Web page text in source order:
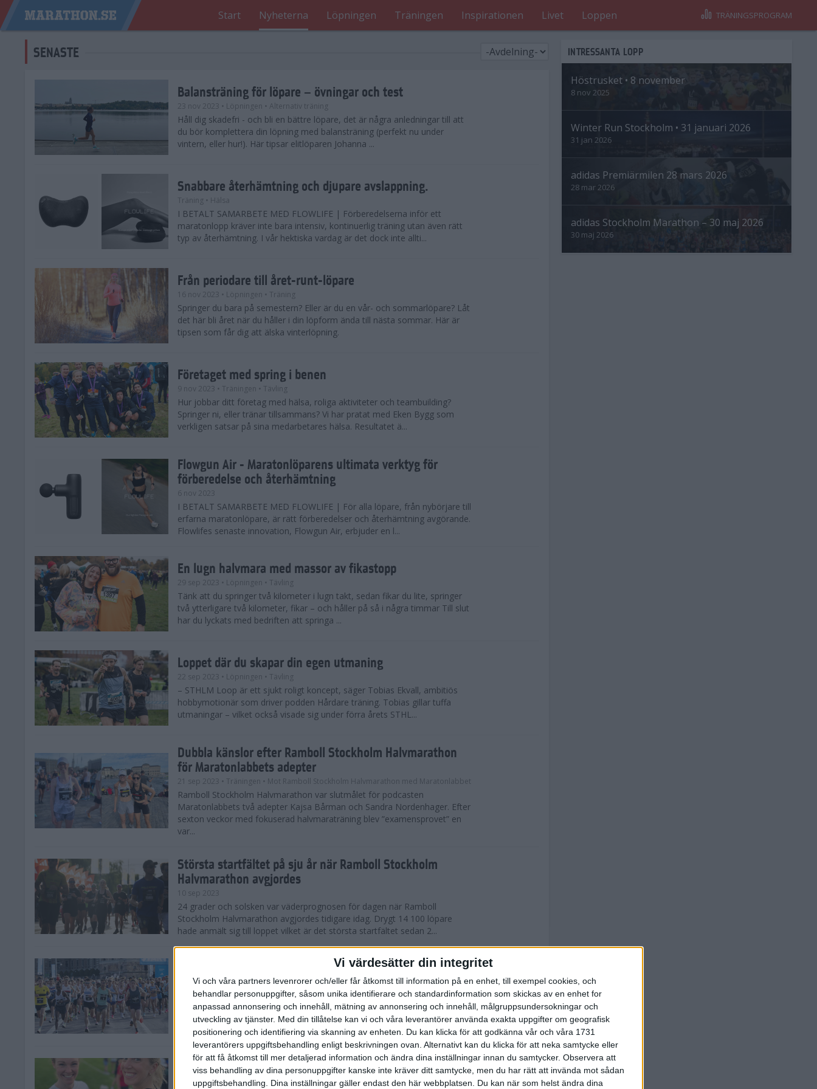
Vi värdesätter din integritet
Vi och våra partners levenrorer och/eller får åtkomst till information på en enhet, till exempel cookies, och
behandlar personuppgifter, såsom unika identifierare och standardinformation som skickas av en enhet for
anpassad annonsering och innehåll, mätning av annonsering och innehåll, målgruppsundersokningar och
utveckling av tjänster. Med din tillåtelse kan vi och våra leverantörer använda exakta uppgifter om geografisk
positionering och identifiering via skanning av enheten. Du kan klicka för att godkänna vår och våra 1731
leverantörers uppgiftsbehandling enligt beskrivningen ovan. Alternativt kan du klicka för att neka samtycke eller
för att få åtkomst till mer detaljerad information och ändra dina inställningar innan du samtycker. Observera att
viss behandling av dina personuppgifter kanske inte kräver ditt samtycke, men du har rätt att invända mot sådan
uppgiftsbehandling. Dina inställningar gäller endast den här webbplatsen. Du kan när som helst ändra dina
Start Nyheterna Löpningen Träningen Inspirationen Livet Loppen TRÄNINGSPROGRAM
SENASTE
Balansträning för löpare – övningar och test
23 nov 2023 • Löpningen • Alternativ träning
Håll dig skadefri - och bli en bättre löpare, det är några anledningar till att
du bör komplettera din löpning med balansträning (perfekt nu under
vintern, eller hur!). Här tipsar elitlöparen Johanna ...
Snabbare återhämtning och djupare avslappning.
Träning • Hälsa
I BETALT SAMARBETE MED FLOWLIFE | Förberedelserna inför ett
maratonlopp kräver inte bara intensiv, kontinuerlig träning utan även rätt
typ av återhämtning. I vår hektiska vardag är det dock inte allti...
Från periodare till året-runt-löpare
16 nov 2023 • Löpningen • Träning
Springer du bara på semestern? Eller är du en vår- och sommarlöpare? Låt
det här bli året när du håller i din löpform ända till nästa sommar. Här är
tipsen som får dig att älska vinterlöpning.
Företaget med spring i benen
9 nov 2023 • Träningen • Tävling
Hur jobbar ditt företag med hälsa, roliga aktiviteter och teambuilding?
Springer ni, eller tränar tillsammans? Vi har pratat med Eken Bygg som
verkligen satsar på sina medarbetares hälsa. Resultatet ä...
Flowgun Air - Maratonlöparens ultimata verktyg för
förberedelse och återhämtning
6 nov 2023
I BETALT SAMARBETE MED FLOWLIFE | För alla löpare, från nybörjare till
erfarna maratonlöpare, är rätt förberedelser och återhämtning avgörande.
Flowlifes senaste innovation, Flowgun Air, erbjuder en l...
En lugn halvmara med massor av fikastopp
29 sep 2023 • Löpningen • Tävling
Tänk att du springer två kilometer i lugn takt, sedan fikar du lite, springer
två ytterligare två kilometer, fikar – och håller på så i några timmar Till slut
har du lyckats med bedriften att springa ...
Loppet där du skapar din egen utmaning
22 sep 2023 • Löpningen • Tävling
– STHLM Loop är ett sjukt roligt koncept, säger Tobias Ekvall, ambitiös
hobbymotionär som driver podden Hårdare träning. Tobias gillar tuffa
utmaningar – vilket också visade sig under förra årets STHL...
Dubbla känslor efter Ramboll Stockholm Halvmarathon
för Maratonlabbets adepter
21 sep 2023 • Träningen • Mot Ramboll Stockholm Halvmarathon med Maratonlabbet
Ramboll Stockholm Halvmarathon var slutmålet för podcasten
Maratonlabbets två adepter Kajsa Bårman och Sandra Nordenhager. Efter
sexton veckor med fokuserad halvmaraträning blev ”examensprovet” en
var...
Största startfältet på sju år när Ramboll Stockholm
Halvmarathon avgjordes
10 sep 2023
24 grader och solsken var väderprognosen för dagen när Ramboll
Stockholm Halvmarathon avgjordes tidigare idag. Drygt 14 100 löpare
hade anmält sig till loppet vilket är det största startfältet sedan 2...
Nytt banrekord signerat Diego Estrada när Ramboll
Stockholm Halvmarathon avgjordes
10 sep 2023
Det var ett varmt Stockholm som välkomnade löparna i årets Ramboll
Stockholm Halvmarathon, men trots värmen så levererade eliten riktigt
fina tider. På herrsidan tog amerikanen Diego Estrada ledningen...
Kajsa och Sandra redo för Ramboll Stockholm
Halvmarathon
INTRESSANTA LOPP
Höstrusket • 8 november
8 nov 2025
Winter Run Stockholm • 31 januari 2026
31 jan 2026
adidas Premiärmilen 28 mars 2026
28 mar 2026
adidas Stockholm Marathon – 30 maj 2026
30 maj 2026